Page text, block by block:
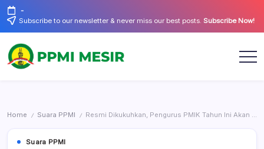
Skip
to
content
-
Subscribe to our newsletter & never miss our best posts. Subscribe Now!
Home / Suara PPMI / Resmi Dikukuhkan, Pengurus PMIK Tahun Ini Akan Siapkan Perpustakaan Online
Suara PPMI